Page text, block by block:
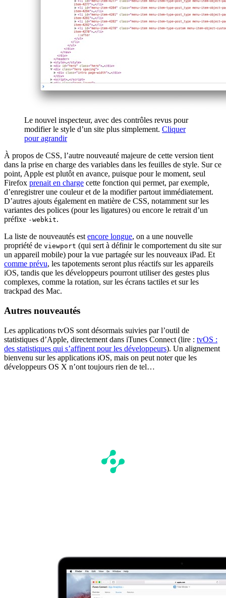
Le nouvel inspecteur, avec des contrôles revus pour
modifier le style d’un site plus simplement. Cliquer
pour agrandir
À propos de CSS, l’autre nouveauté majeure de cette version tient
dans la prise en charge des variables dans les feuilles de style. Sur ce
point, Apple est plutôt en avance, puisque pour le moment, seul
Firefox prenait en charge cette fonction qui permet, par exemple,
d’enregistrer une couleur et de la modifier partout immédiatement.
D’autres ajouts également en matière de CSS, notamment sur les
variantes des polices (pour les ligatures) ou encore le retrait d’un
préfixe -webkit.
La liste de nouveautés estencore longue, on a une nouvelle
propriété de viewport (qui sert à définir le comportement du site sur
un appareil mobile) pour la vue partagée sur les nouveaux iPad. Et
comme prévu, les tapotements seront plus réactifs sur les appareils
iOS, tandis que les développeurs pourront utiliser des gestes plus
complexes, comme la rotation, sur les écrans tactiles et sur les
trackpad des Mac.
Autres nouveautés
Les applications tvOS sont désormais suivies par l’outil de
statistiques d’Apple, directement dans iTunes Connect (lire : tvOS :
des statistiques qui s’affinent pour les développeurs). Un alignement
bienvenu sur les applications iOS, mais on peut noter que les
développeurs OS X n’ont toujours rien de tel…